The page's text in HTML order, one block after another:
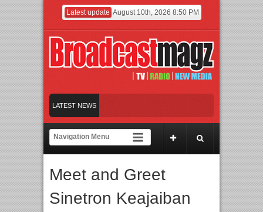
Latest update August 10th, 2026 8:50 PM
LATEST NEWS
Edisi Khusus Indonesia
Keselamatan Berkendara, inDrive Sukses Gelar Fase Pertama Kampanye
Edisi Khusus IndonesiaMeet and Greet
Sinetron Keajaiban